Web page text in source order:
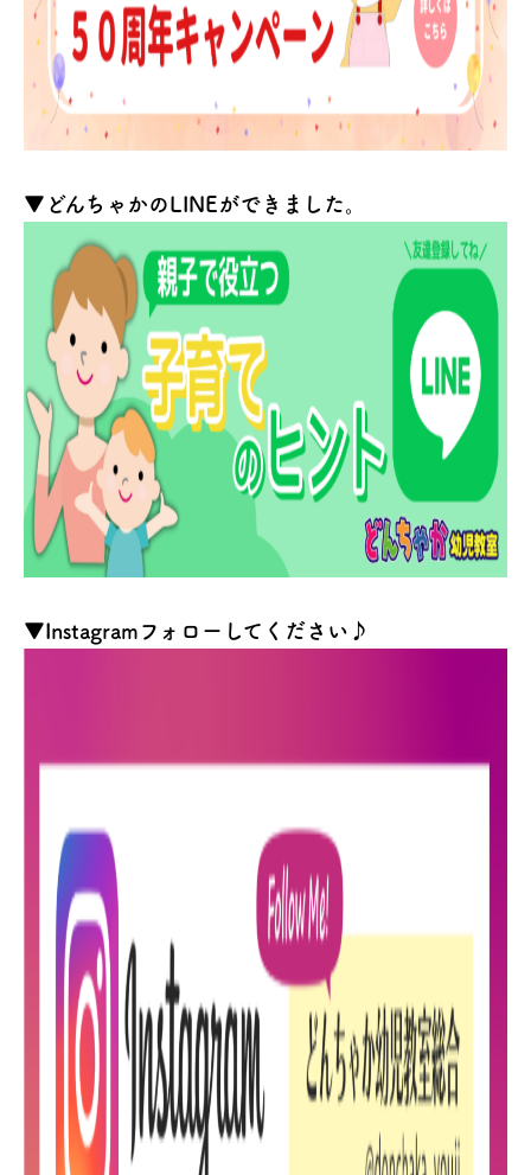
▼どんちゃかのLINEができました。
▼Instagramフォローしてください♪